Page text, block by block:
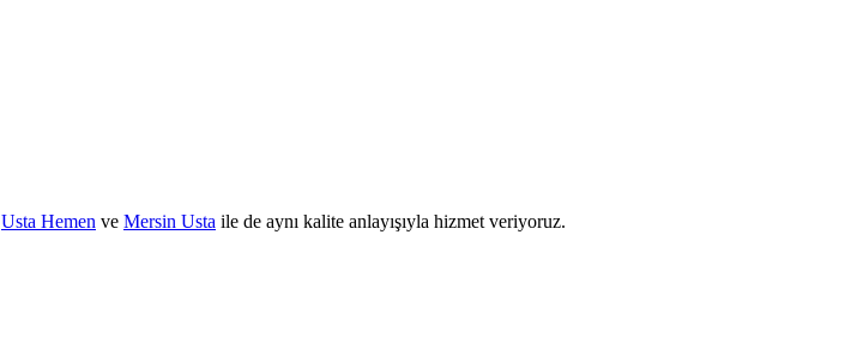
Usta Hemen ve Mersin Usta ile de aynı kalite anlayışıyla hizmet veriyoruz.